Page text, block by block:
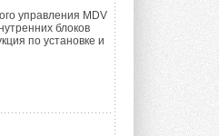
управления MDV
блоков
по установке и